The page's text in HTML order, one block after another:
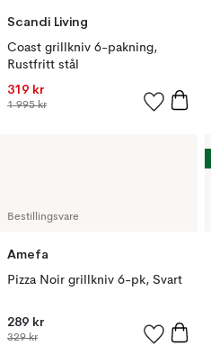
Scandi Living
Coast grillkniv 6-pakning,
Rustfritt stål
319 kr
1 995 kr
Bestillingsvare
Amefa
Pizza Noir grillkniv 6-pk, Svart
289 kr
329 kr